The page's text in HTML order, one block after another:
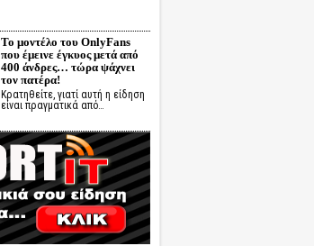
Το μοντέλο του OnlyFans
που έμεινε έγκυος μετά από
400 άνδρες… τώρα ψάχνει
τον πατέρα!
Κρατηθείτε, γιατί αυτή η είδηση
είναι πραγματικά από…